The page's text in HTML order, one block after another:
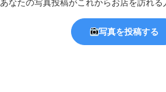
あなたの写真投稿がこれからお店を訪れる
写真を投稿する